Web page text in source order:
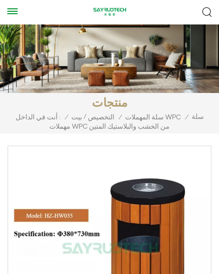
منتجات
أنت في الداخل : / بيت / التخصيص / سلة المهملات WPC / سلة
مهملات WPC من الخشب والبلاستيك المتين